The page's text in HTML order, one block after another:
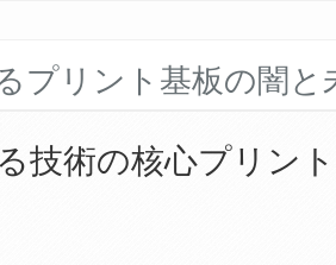
プリント基板の闇と
技術の核心プリン